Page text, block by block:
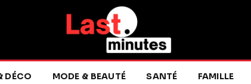
DÉCO MODE & BEAUTÉ SANTÉ FAMILLE